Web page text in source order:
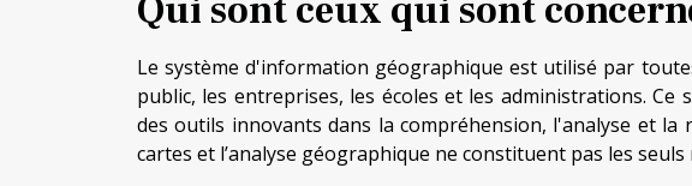
Qui sont ceux qui sont
Le système d'information géographique est utilisé par
public, les entreprises, les écoles et les administrations.
des outils innovants dans la compréhension, l'analyse et
cartes et l’analyse géographique ne constituent pas les seuls